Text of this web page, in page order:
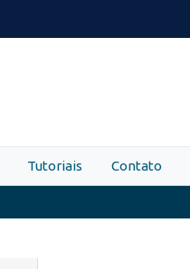
Tutoriais Contato